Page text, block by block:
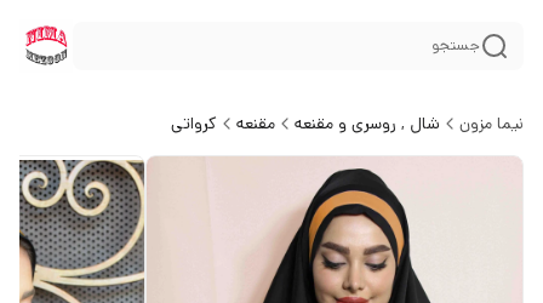
جستجو
نیما مزون شال , روسری و مقنعه مقنعه کرواتی